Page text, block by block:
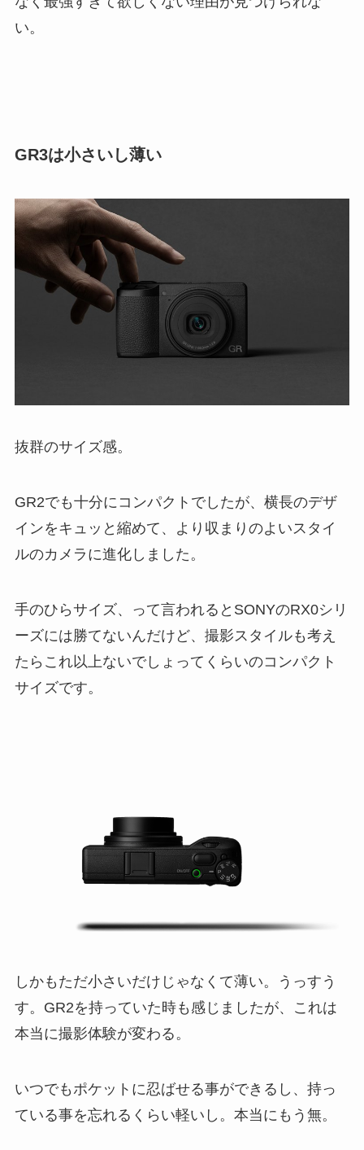
い。
GR3は小さいし薄い
抜群のサイズ感。
GR2でも十分にコンパクトでしたが、横長のデザ
インをキュッと縮めて、より収まりのよいスタイ
ルのカメラに進化しました。
手のひらサイズ、って言われるとSONYのRX0シリ
ーズには勝てないんだけど、撮影スタイルも考え
たらこれ以上ないでしょってくらいのコンパクト
サイズです。
しかもただ小さいだけじゃなくて薄い。うっすう
す。GR2を持っていた時も感じましたが、これは
本当に撮影体験が変わる。
いつでもポケットに忍ばせる事ができるし、持っ
ている事を忘れるくらい軽いし。本当にもう無。